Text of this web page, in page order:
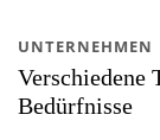
Verschiedene
Bedürfnisse
UNTERNEHMEN